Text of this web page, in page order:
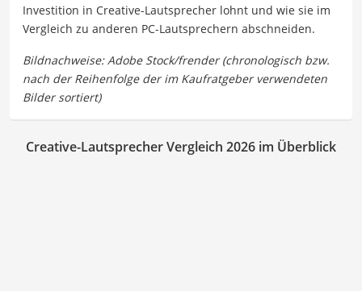
Investition in Creative-Lautsprecher lohnt und wie sie im
Vergleich zu anderen PC-Lautsprechern abschneiden.
Creative-Lautsprecher Vergleich 2026 im Überblick